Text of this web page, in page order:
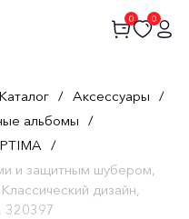
0 0
Каталог / Аксессуары /
альбомы /
/
и защитным шубером,
дизайн,
320397